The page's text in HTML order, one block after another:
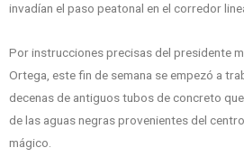
invadían el paso peatonal en el corredor
Por instrucciones precisas del presidente
Ortega, este fin de semana se empezó a
decenas de antiguos tubos de concreto
de las aguas negras provenientes del
mágico.